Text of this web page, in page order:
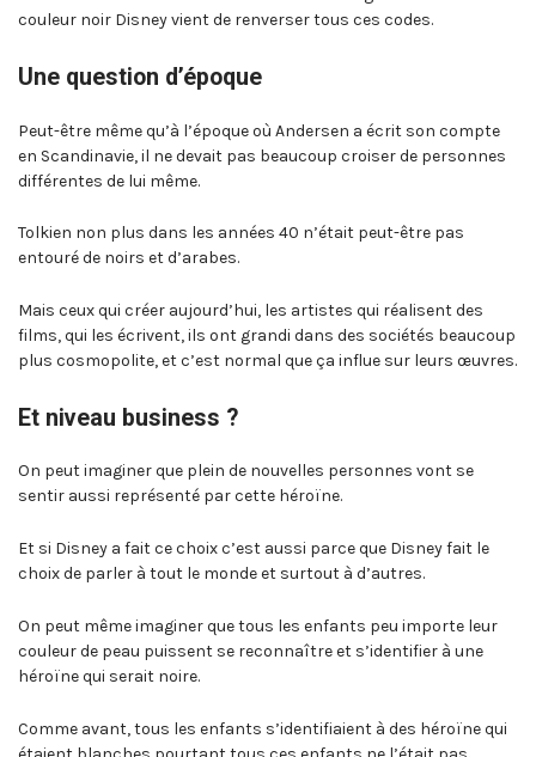
couleur noir Disney vient de renverser tous ces codes.
Une question d’époque
Peut-être même qu’à l’époque où Andersen a écrit son compte
en Scandinavie, il ne devait pas beaucoup croiser de personnes
différentes de lui même.
Tolkien non plus dans les années 40 n’était peut-être pas
entouré de noirs et d’arabes.
Mais ceux qui créer aujourd’hui, les artistes qui réalisent des
films, qui les écrivent, ils ont grandi dans des sociétés beaucoup
plus cosmopolite, et c’est normal que ça influe sur leurs œuvres.
Et niveau business ?
On peut imaginer que plein de nouvelles personnes vont se
sentir aussi représenté par cette héroïne.
Et si Disney a fait ce choix c’est aussi parce que Disney fait le
choix de parler à tout le monde et surtout à d’autres.
On peut même imaginer que tous les enfants peu importe leur
couleur de peau puissent se reconnaître et s’identifier à une
héroïne qui serait noire.
Comme avant, tous les enfants s’identifiaient à des héroïne qui